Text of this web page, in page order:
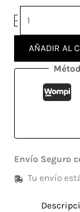
-
AÑADIR AL
Envío Seguro
Tu envío